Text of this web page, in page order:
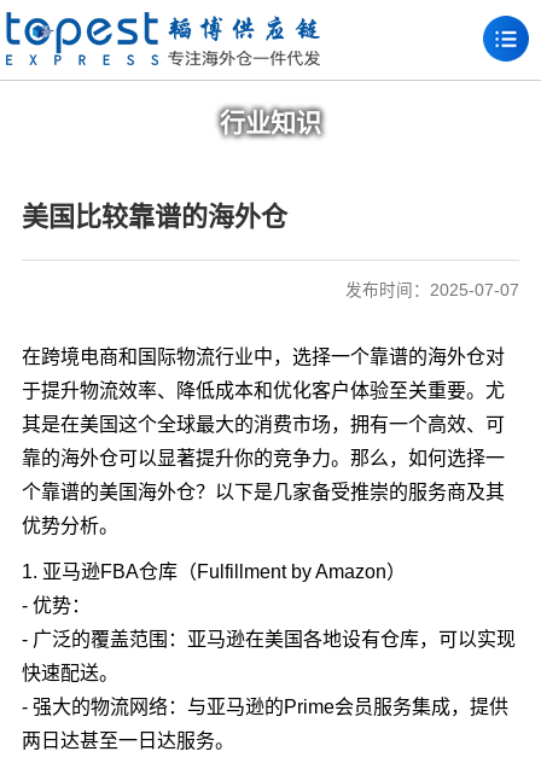
行业知识
美国比较靠谱的海外仓
发布时间：2025-07-07
在跨境电商和国际物流行业中，选择一个靠谱的海外仓对
于提升物流效率、降低成本和优化客户体验至关重要。尤
其是在美国这个全球最大的消费市场，拥有一个高效、可
靠的海外仓可以显著提升你的竞争力。那么，如何选择一
个靠谱的美国海外仓？以下是几家备受推崇的服务商及其
优势分析。
1. 亚马逊FBA仓库（Fulfillment by Amazon）
- 优势：
- 广泛的覆盖范围：亚马逊在美国各地设有仓库，可以实现
快速配送。
- 强大的物流网络：与亚马逊的Prime会员服务集成，提供
两日达甚至一日达服务。